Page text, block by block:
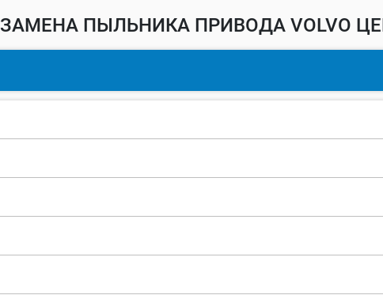
ЗАМЕНА ПЫЛЬНИКА ПРИВОДА VOLVO